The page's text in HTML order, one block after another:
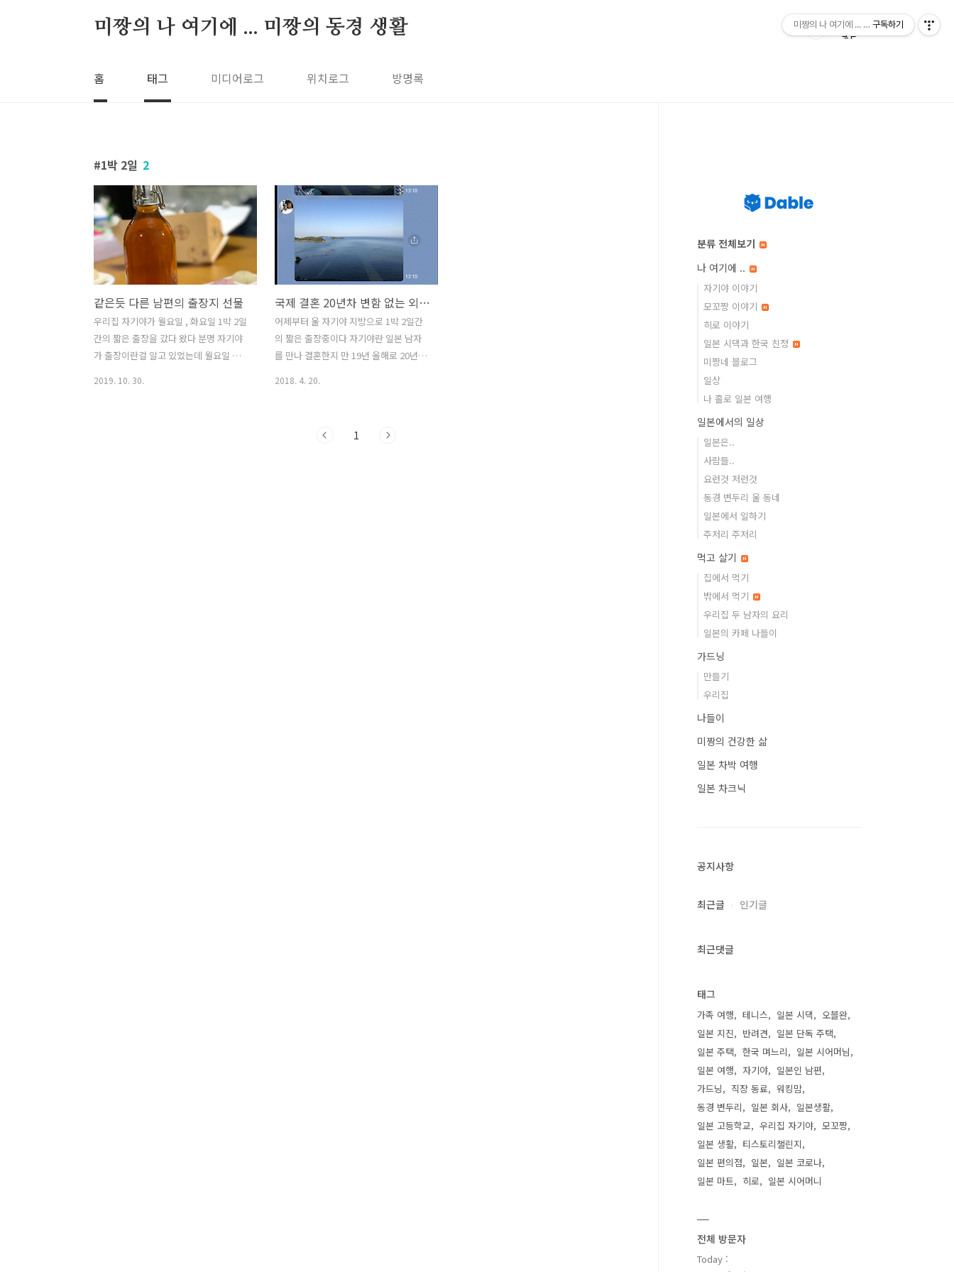
미짱의 나 여기에 ... 미짱의 동경 생활
홈 태그 미디어로그 위치로그 방명록
1박 2일 2
같은듯 다른 남편의 출장지 선물
우리집 자기야가 월요일 , 화요일 1박 2일
간의 짧은 출장을 갔다 왔다 분명 자기야
가 출장이란걸 알고 있었는데 월요일 까
2019. 10. 30.
국제 결혼 20년차 변함 없는 외국인 남편
어제부터 울 자기야 지방으로 1박 2일간
의 짧은 출장중이다 자기야란 일본 남자
를 만나 결혼한지 만 19년 올해로 20년차
는 ... 20년차 남편 울 자기야 20년간 변함
2018. 4. 20.
1
분류 전체보기
나 여기에 ..
자기야 이야기
모꼬짱 이야기
히로 이야기
일본 시댁과 한국 친정
미짱네 블로그
일상
나 홀로 일본 여행
일본에서의 일상
일본은..
사람들..
요런것 저런것
동경 변두리 울 동네
일본에서 일하기
주저리 주저리
먹고 살기
집에서 먹기
밖에서 먹기
우리집 두 남자의 요리
일본의 카페 나들이
가드닝
만들기
우리집
나들이
미짱의 건강한 삶
일본 차박 여행
일본 차크닉
공지사항
최근글 인기글
최근댓글
태그
가족 여행 테니스 일본 시댁
오블완
일본 지진
반려견
일본 단독 주택
일본 주택
한국 며느리
일본 시어머님
일본 여행
자기야
일본인 남편
가드닝
직장 동료
워킹맘
동경 변두리
일본 회사
일본생활
일본 고등학교
우리집 자기야
모꼬짱
일본 생활
티스토리챌린지
일본 편의점
일본
일본 코로나
일본 마트
히로 일본 시어머니
전체 방문자
Today :
미짱의 나 여기에 ... 미짱의 동경 생활
구독하기